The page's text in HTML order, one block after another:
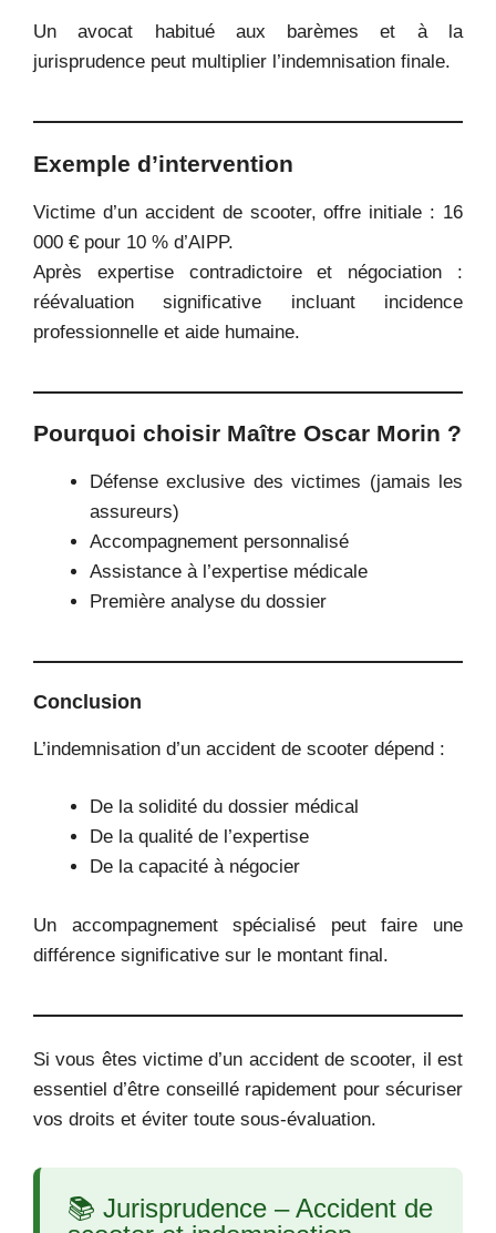
Un avocat habitué aux barèmes et à la
jurisprudence peut multiplier l’indemnisation finale.
Exemple d’intervention
Victime d’un accident de scooter, offre initiale : 16
000 € pour 10 % d’AIPP.
Après expertise contradictoire et négociation :
réévaluation significative incluant incidence
professionnelle et aide humaine.
Pourquoi choisir Maître Oscar Morin ?
Défense exclusive des victimes (jamais les
assureurs)
Accompagnement personnalisé
Assistance à l’expertise médicale
Première analyse du dossier
Conclusion
L’indemnisation d’un accident de scooter dépend :
De la solidité du dossier médical
De la qualité de l’expertise
De la capacité à négocier
Un accompagnement spécialisé peut faire une
différence significative sur le montant final.
Si vous êtes victime d’un accident de scooter, il est
essentiel d’être conseillé rapidement pour sécuriser
vos droits et éviter toute sous-évaluation.
📚 Jurisprudence – Accident de